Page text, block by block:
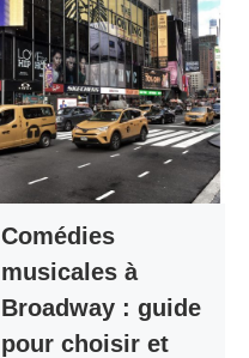
Comédies
musicales à
Broadway : guide
pour choisir et